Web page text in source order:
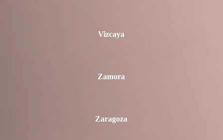
Vizcaya
Zamora
Zaragoza